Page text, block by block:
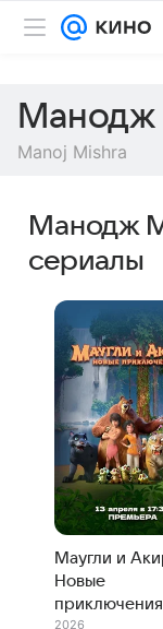
Manoj Mishra
Манодж
сериалы
Маугли и
Новые
приключения
2026